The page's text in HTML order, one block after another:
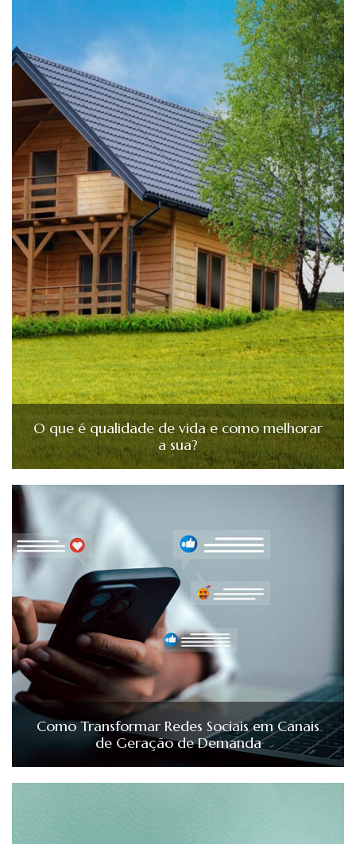
O que é qualidade de vida e como melhorar
a sua?
Como Transformar Redes Sociais em Canais
de Geração de Demanda